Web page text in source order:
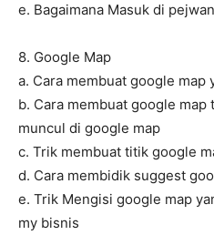
e. Bagaimana Masuk di
8. Google Map
a. Cara membuat google map
b. Cara membuat google
muncul di google map
c. Trik membuat titik google
d. Cara membidik suggest
e. Trik Mengisi google map
my bisnis